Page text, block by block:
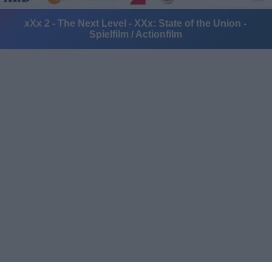
xXx 2 - The Next Level - XXx: State of the Union -
Spielfilm / Actionfilm